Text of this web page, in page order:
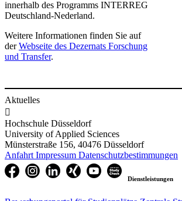
innerhalb des Programms INTERREG
Deutschland-Nederland.
Weitere Informationen finden Sie auf
derWebseite des Dezernats Forschung
und Transfer.​
Aktuelles

Hochschule Düsseldorf
University of Applied Sciences
Münsterstraße 156, 40476 Düsseldorf
Anfahrt Impressum Datenschutzbestimmungen
Dienstleistungen